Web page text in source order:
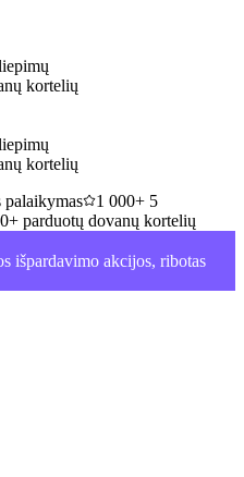
kortelių
kortelių
palaikymas
1 000+ 5
parduotų dovanų kortelių
išpardavimo akcijos, ribotas